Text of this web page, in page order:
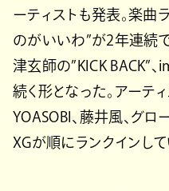
ーティストも発表。楽曲
のがいいわ”が2年連続で
津玄師の”KICK BACK”
続く形となった。アーテ
YOASOBI、藤井風、グ
XGが順にランクインして